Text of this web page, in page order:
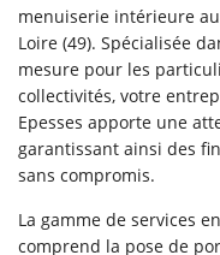
menuiserie intérieure
Loire (49). Spécialisée
mesure pour les
collectivités, votre
Epesses apporte une
garantissant ainsi des
sans compromis.
La gamme de services
comprend la pose de